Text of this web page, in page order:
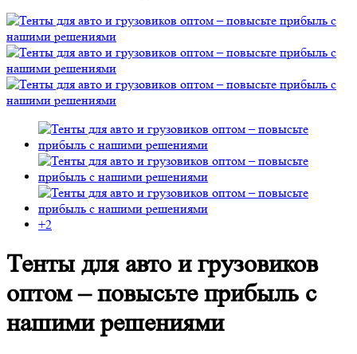
+2
Тенты для авто и грузовиков
оптом – повысьте прибыль с
нашими решениями